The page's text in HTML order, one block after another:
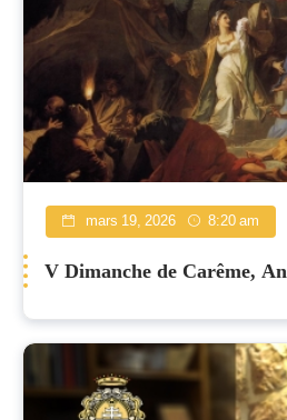
mars 19, 2026 8:20 am
V Dimanche de Carême,